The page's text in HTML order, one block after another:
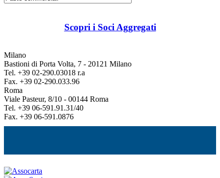
Scopri i Soci Aggregati
Milano
Bastioni di Porta Volta, 7 - 20121 Milano
Tel. +39 02-290.03018 r.a
Fax. +39 02-290.033.96
Roma
Viale Pasteur, 8/10 - 00144 Roma
Tel. +39 06-591.91.31/40
Fax. +39 06-591.0876